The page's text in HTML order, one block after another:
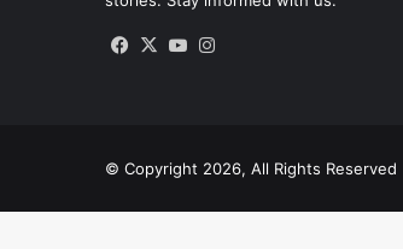
Facebook
X YouTube
© Copyright 2026, All Rights